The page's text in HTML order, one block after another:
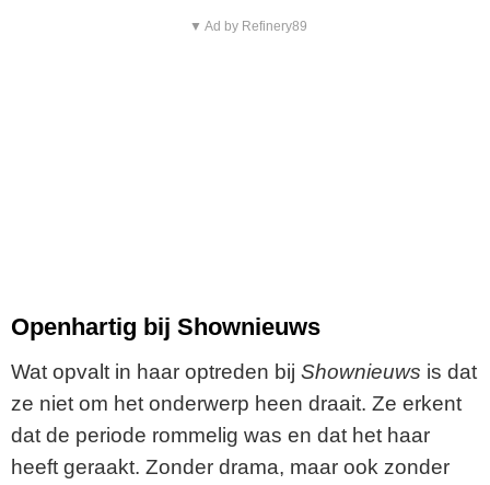
▼ Ad by Refinery89
Openhartig bij Shownieuws
Wat opvalt in haar optreden bij Shownieuws is dat
ze niet om het onderwerp heen draait. Ze erkent
dat de periode rommelig was en dat het haar
heeft geraakt. Zonder drama, maar ook zonder